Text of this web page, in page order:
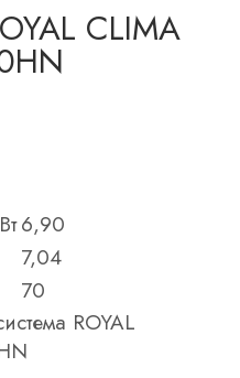
CLIMA
6,90
7,04
70
ROYAL